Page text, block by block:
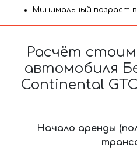
Минимальный возраст
Расчёт
автомобиля
Continental
Начало аренды